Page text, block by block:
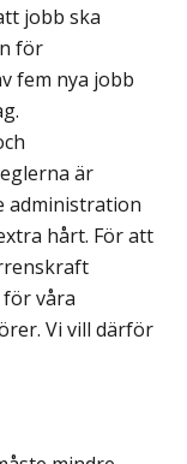
jobb ska
för
fem nya jobb
är
administration
hårt. För att
våra
Vi vill därför